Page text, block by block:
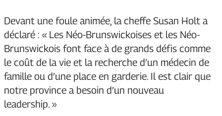
Devant une foule animée, la cheffe Susan Holt a
déclaré : « Les Néo-Brunswickoises et les Néo-
Brunswickois font face à de grands défis comme
le coût de la vie et la recherche d’un médecin de
famille ou d’une place en garderie. Il est clair que
notre province a besoin d’un nouveau
leadership. »